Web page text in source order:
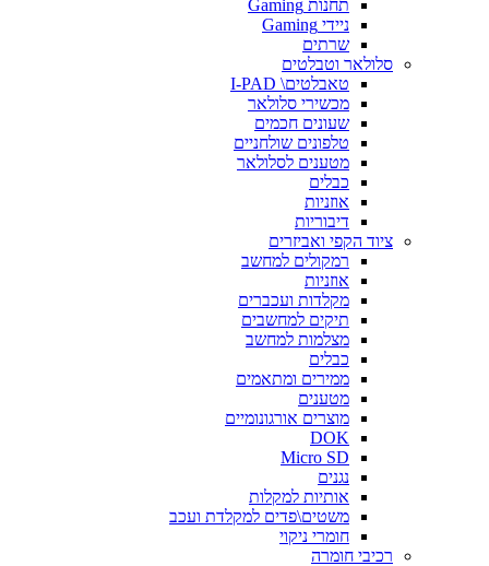
תחנות Gaming
ניידי Gaming
שרתים
סלולאר וטבלטים
טאבלטים\ I-PAD
מכשירי סלולאר
שעונים חכמים
טלפונים שולחניים
מטענים לסלולאר
כבלים
אוזניות
דיבוריות
ציוד הקפי ואביזרים
רמקולים למחשב
אוזניות
מקלדות ועכברים
תיקים למחשבים
מצלמות למחשב
כבלים
ממירים ומתאמים
מטענים
מוצרים אורגונומיים
DOK
Micro SD
נגנים
אותיות למקלות
משטים\פדים למקלדת ועכב
חומרי ניקוי
רכיבי חומרה